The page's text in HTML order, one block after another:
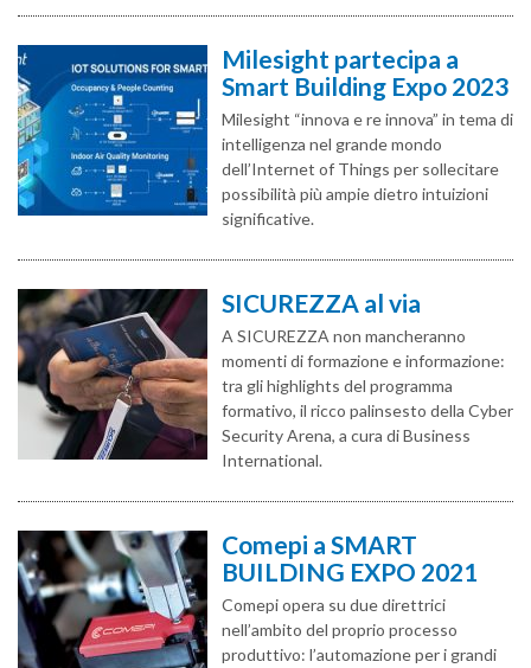
Milesight partecipa a
Smart Building Expo 2023
Milesight “innova e re innova” in tema di
intelligenza nel grande mondo
dell’Internet of Things per sollecitare
possibilità più ampie dietro intuizioni
significative.
SICUREZZA al via
A SICUREZZA non mancheranno
momenti di formazione e informazione:
tra gli highlights del programma
formativo, il ricco palinsesto della Cyber
Security Arena, a cura di Business
International.
Comepi a SMART
BUILDING EXPO 2021
Comepi opera su due direttrici
nell’ambito del proprio processo
produttivo: l’automazione per i grandi